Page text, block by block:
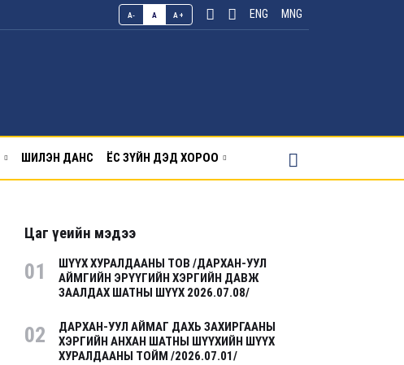
A- A A+ ENG MNG
ШИЛЭН ДАНС ЁС ЗҮЙН ДЭД ХОРОО
Цаг үеийн мэдээ
01
ШҮҮХ ХУРАЛДААНЫ ТОВ /ДАРХАН-УУЛ
АЙМГИЙН ЭРҮҮГИЙН ХЭРГИЙН ДАВЖ
ЗААЛДАХ ШАТНЫ ШҮҮХ 2026.07.08/
02
ДАРХАН-УУЛ АЙМАГ ДАХЬ ЗАХИРГААНЫ
ХЭРГИЙН АНХАН ШАТНЫ ШҮҮХИЙН ШҮҮХ
ХУРАЛДААНЫ ТОЙМ /2026.07.01/